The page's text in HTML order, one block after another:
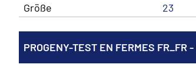
Größe
23
PROGENY-TEST EN FERMES FR_FR -